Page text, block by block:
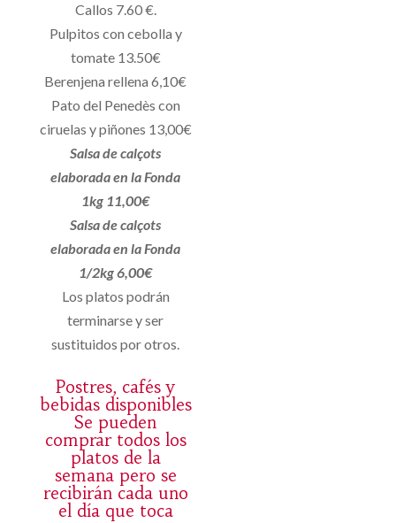
Callos 7.60 €.
Pulpitos con cebolla y
tomate 13.50€
Berenjena rellena 6,10€
Pato del Penedès con
ciruelas y piñones 13,00€
Salsa de calçots
elaborada en la Fonda
1kg 11,00€
Salsa de calçots
elaborada en la Fonda
1/2kg 6,00€
Los platos podrán
terminarse y ser
sustituidos por otros.
Postres, cafés y
bebidas disponibles
Se pueden
comprar todos los
platos de la
semana pero se
recibirán cada uno
el día que toca